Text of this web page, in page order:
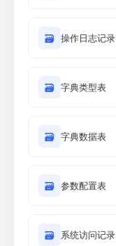
🗃 操作日志记录
🗃 字典类型表
🗃 字典数据表
🗃 参数配置表
🗃 系统访问记录